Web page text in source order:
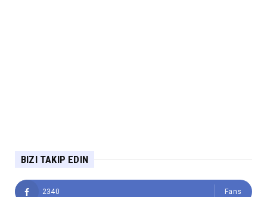
BIZI TAKIP EDIN
2340 Fans